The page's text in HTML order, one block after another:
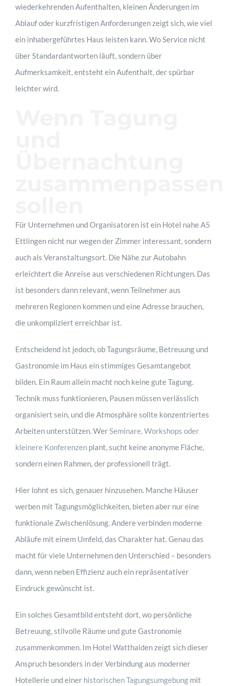
wiederkehrenden Aufenthalten, kleinen Änderungen im
Ablauf oder kurzfristigen Anforderungen zeigt sich, wie viel
ein inhabergeführtes Haus leisten kann. Wo Service nicht
über Standardantworten läuft, sondern über
Aufmerksamkeit, entsteht ein Aufenthalt, der spürbar
leichter wird.
Für Unternehmen und Organisatoren ist ein Hotel nahe A5
Ettlingen nicht nur wegen der Zimmer interessant, sondern
auch als Veranstaltungsort. Die Nähe zur Autobahn
erleichtert die Anreise aus verschiedenen Richtungen. Das
ist besonders dann relevant, wenn Teilnehmer aus
mehreren Regionen kommen und eine Adresse brauchen,
die unkompliziert erreichbar ist.
Entscheidend ist jedoch, ob Tagungsräume, Betreuung und
Gastronomie im Haus ein stimmiges Gesamtangebot
bilden. Ein Raum allein macht noch keine gute Tagung.
Technik muss funktionieren, Pausen müssen verlässlich
organisiert sein, und die Atmosphäre sollte konzentriertes
Arbeiten unterstützen. WerSeminare, Workshops oder
kleinere Konferenzenplant, sucht keine anonyme Fläche,
sondern einen Rahmen, der professionell trägt.
Hier lohnt es sich, genauer hinzusehen. Manche Häuser
werben mit Tagungsmöglichkeiten, bieten aber nur eine
funktionale Zwischenlösung. Andere verbinden moderne
Abläufe mit einem Umfeld, das Charakter hat. Genau das
macht für viele Unternehmen den Unterschied – besonders
dann, wenn neben Effizienz auch ein repräsentativer
Eindruck gewünscht ist.
Ein solches Gesamtbild entsteht dort, wo persönliche
Betreuung, stilvolle Räume und gute Gastronomie
zusammenkommen. Im Hotel Watthalden zeigt sich dieser
Anspruch besonders in der Verbindung aus moderner
Hotellerie und einer historischen Tagungsumgebungmit